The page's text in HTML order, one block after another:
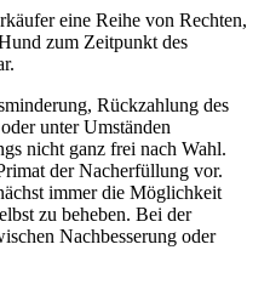
eine Reihe von Rechten,
zum Zeitpunkt des
Rückzahlung des
unter Umständen
nicht ganz frei nach Wahl.
der Nacherfüllung vor.
immer die Möglichkeit
zu beheben. Bei der
Nachbesserung oder